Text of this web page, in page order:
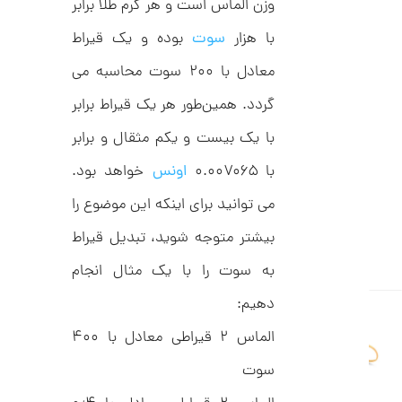
وزن الماس است و هر گرم طلا برابر
با هزار سوت بوده و یک قیراط
معادل با ۲۰۰ سوت محاسبه می
گردد. همین‌طور هر یک قیراط برابر
با یک بیست و یکم مثقال و برابر
با ۰.۰۰۷۰۶۵
اونس خواهد بود.
می توانید برای اینکه این موضوع را
بیشتر متوجه شوید، تبدیل قیراط
به سوت را با یک مثال انجام
دهیم:
الماس ۲ قیراطی معادل با ۴۰۰
سوت